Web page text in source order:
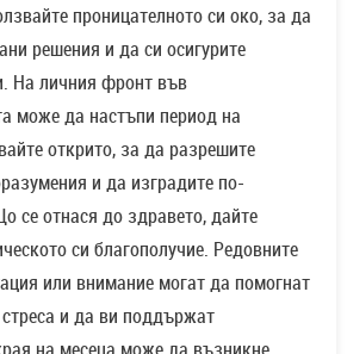
проницателното си око, за да
решения и да си осигурите
На личния фронт във
може да настъпи период на
открито, за да разрешите
и да изградите по-
се отнася до здравето, дайте
си благополучие. Редовните
или внимание могат да помогнат
и да ви поддържат